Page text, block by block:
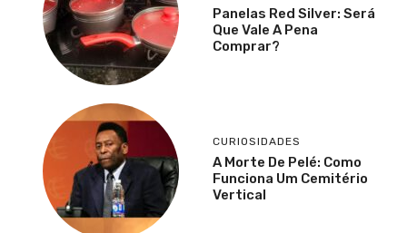
Panelas Red Silver: Será
Que Vale A Pena
Comprar?
CURIOSIDADES
A Morte De Pelé: Como
Funciona Um Cemitério
Vertical